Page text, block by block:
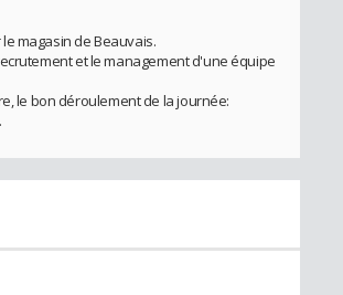
magasin de Beauvais.
et le management d'une équipe
le bon déroulement de la journée: